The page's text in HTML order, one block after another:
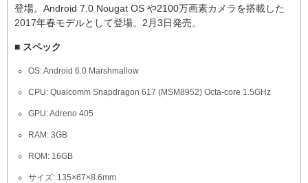
登場。Android 7.0 Nougat OS や2100万画素カメラを搭載した
2017年春モデルとして登場。2月3日発売。
■ スペック
OS: Android 6.0 Marshmallow
CPU: Qualcomm Snapdragon 617 (MSM8952) Octa-core 1.5GHz
GPU: Adreno 405
RAM: 3GB
ROM: 16GB
サイズ: 135×67×8.6mm